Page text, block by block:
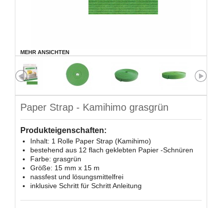
MEHR ANSICHTEN
Paper Strap - Kamihimo grasgrün
Produkteigenschaften:
Inhalt: 1 Rolle Paper Strap (Kamihimo)
bestehend aus 12 flach geklebten Papier -Schnüren
Farbe: grasgrün
Größe: 15 mm x 15 m
nassfest und lösungsmittelfrei
inklusive Schritt für Schritt Anleitung